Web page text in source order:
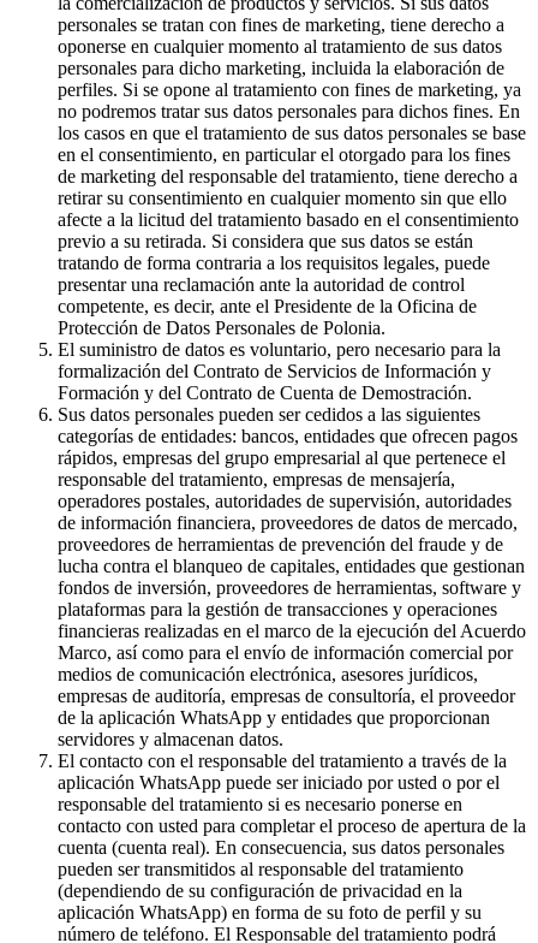
personales se tratan con fines de marketing, tiene derecho a
oponerse en cualquier momento al tratamiento de sus datos
personales para dicho marketing, incluida la elaboración de
perfiles. Si se opone al tratamiento con fines de marketing, ya
no podremos tratar sus datos personales para dichos fines. En
los casos en que el tratamiento de sus datos personales se base
en el consentimiento, en particular el otorgado para los fines
de marketing del responsable del tratamiento, tiene derecho a
retirar su consentimiento en cualquier momento sin que ello
afecte a la licitud del tratamiento basado en el consentimiento
previo a su retirada. Si considera que sus datos se están
tratando de forma contraria a los requisitos legales, puede
presentar una reclamación ante la autoridad de control
competente, es decir, ante el Presidente de la Oficina de
Protección de Datos Personales de Polonia.
El suministro de datos es voluntario, pero necesario para la
formalización del Contrato de Servicios de Información y
Formación y del Contrato de Cuenta de Demostración.
Sus datos personales pueden ser cedidos a las siguientes
categorías de entidades: bancos, entidades que ofrecen pagos
rápidos, empresas del grupo empresarial al que pertenece el
responsable del tratamiento, empresas de mensajería,
operadores postales, autoridades de supervisión, autoridades
de información financiera, proveedores de datos de mercado,
proveedores de herramientas de prevención del fraude y de
lucha contra el blanqueo de capitales, entidades que gestionan
fondos de inversión, proveedores de herramientas, software y
plataformas para la gestión de transacciones y operaciones
financieras realizadas en el marco de la ejecución del Acuerdo
Marco, así como para el envío de información comercial por
medios de comunicación electrónica, asesores jurídicos,
empresas de auditoría, empresas de consultoría, el proveedor
de la aplicación WhatsApp y entidades que proporcionan
servidores y almacenan datos.
El contacto con el responsable del tratamiento a través de la
aplicación WhatsApp puede ser iniciado por usted o por el
responsable del tratamiento si es necesario ponerse en
contacto con usted para completar el proceso de apertura de la
cuenta (cuenta real). En consecuencia, sus datos personales
pueden ser transmitidos al responsable del tratamiento
(dependiendo de su configuración de privacidad en la
aplicación WhatsApp) en forma de su foto de perfil y su
número de teléfono. El Responsable del tratamiento podrá